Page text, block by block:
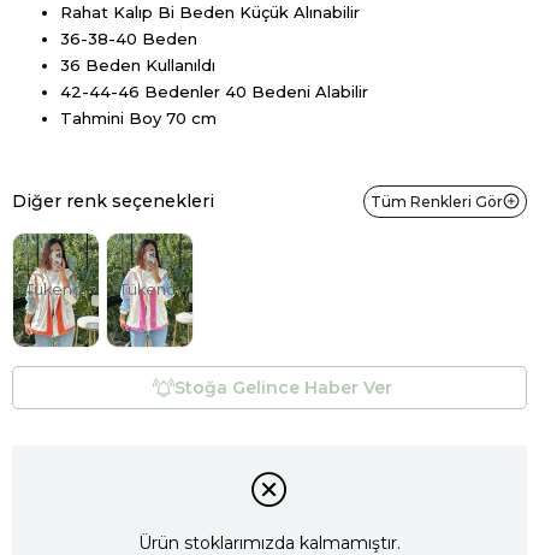
Rahat Kalıp Bi Beden Küçük Alınabilir
36-38-40 Beden
36 Beden Kullanıldı
42-44-46 Bedenler 40 Bedeni Alabilir
Tahmini Boy 70 cm
Diğer renk seçenekleri Tüm Renkleri Gör
Tükendi Tükendi
Stoğa Gelince Haber Ver
Ürün stoklarımızda kalmamıştır.